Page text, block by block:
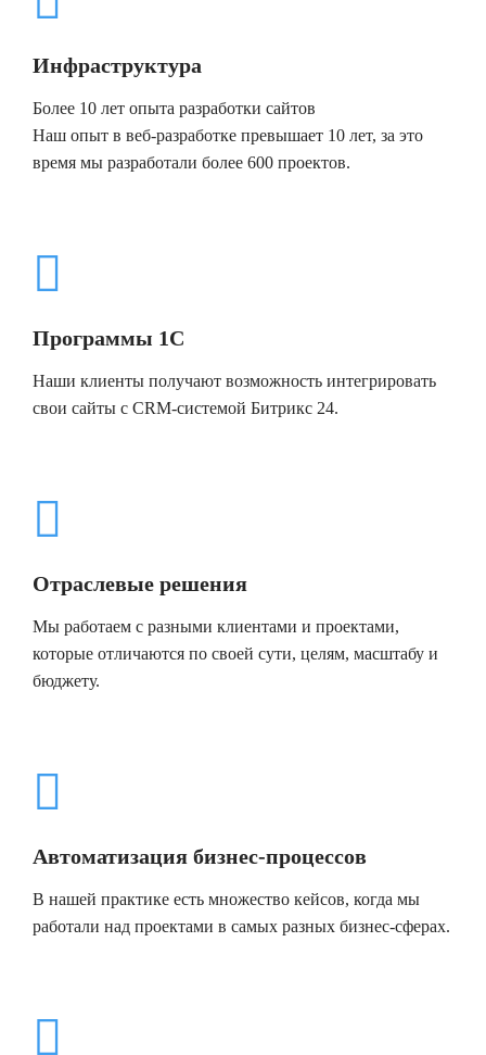
Инфраструктура
Более 10 лет опыта разработки сайтов
Наш опыт в веб-разработке превышает 10 лет, за это
время мы разработали более 600 проектов.
Программы 1С
Наши клиенты получают возможность интегрировать
свои сайты с CRM-системой Битрикс 24.
Отраслевые решения
Мы работаем с разными клиентами и проектами,
которые отличаются по своей сути, целям, масштабу и
бюджету.
Автоматизация бизнес-процессов
В нашей практике есть множество кейсов, когда мы
работали над проектами в самых разных бизнес-сферах.